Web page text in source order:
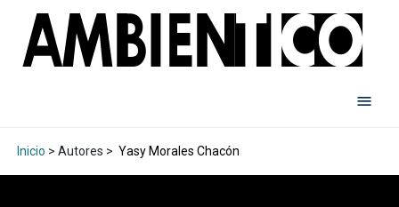
Inicio > Autores > Yasy Morales Chacón